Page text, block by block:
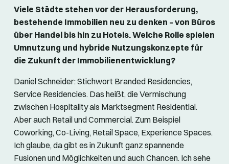
Viele Städte stehen vor der Herausforderung,
bestehende Immobilien neu zu denken – von Büros
über Handel bis hin zu Hotels. Welche Rolle spielen
Umnutzung und hybride Nutzungskonzepte für
die Zukunft der Immobilienentwicklung?
Daniel Schneider: Stichwort Branded Residencies,
Service Residencies. Das heißt, die Vermischung
zwischen Hospitality als Marktsegment Residential.
Aber auch Retail und Commercial. Zum Beispiel
Coworking, Co-Living, Retail Space, Experience Spaces.
Ich glaube, da gibt es in Zukunft ganz spannende
Fusionen und Möglichkeiten und auch Chancen. Ich sehe